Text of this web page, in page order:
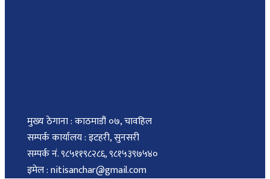
मुख्य ठेगाना : काठमाडौं ०७, चावहिल
सम्पर्क कार्यालय : इटहरी, सुनसरी
सम्पर्क नं. ९८५११९८२८६, ९८१५३९७५४०
इमेल : nitisanchar@gmail.com